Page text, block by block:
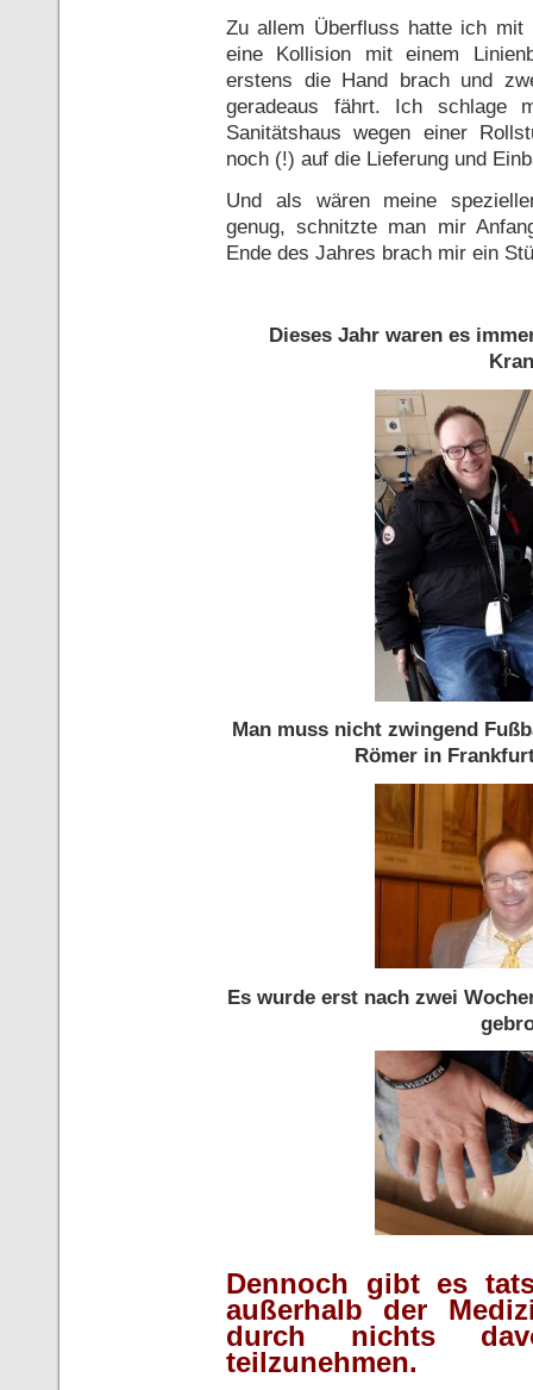
Zu allem Überfluss hatte ich mit
eine Kollision mit einem
erstens die Hand brach und
geradeaus fährt. Ich schlage
Sanitätshaus wegen einer
noch (!) auf die Lieferung und
Und als wären meine
genug, schnitzte man mir
Ende des Jahres brach mir ein
Dieses Jahr waren es
Man muss nicht zwingend
Römer in
Es wurde erst nach zwei
Dennoch gibt es
außerhalb der
durch nichts
teilzunehmen.